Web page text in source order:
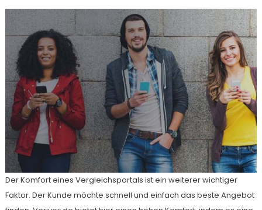
Der Komfort eines Vergleichsportals ist ein weiterer wichtiger
Faktor. Der Kunde möchte schnell und einfach das beste Angebot